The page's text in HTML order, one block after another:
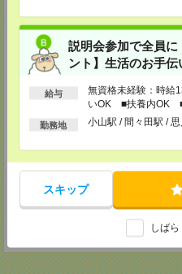
説明会参加で全員
ント】生活のお手
給与
無資格未経験：時
いOK ■扶養内OK ■
以上
勤務地 小山駅 / 間々田駅 / 思
スキップ
しば
・ＪＲ：高崎駅東口より徒歩17分。
・車：国道17号下之城交差点を環状
ぎ、左側にラーメン店の看板があり
に「シューマート」があります。
支店の目の前に無料駐車場あり。
担当：登録担当
〒346-0003 埼玉県久喜市久喜中央
ド」の入ったビルの4階。
駐車場：久喜市営駅前駐車場の無料
（久喜駅西口より徒歩3分。住所：
お電話でお問い合わせください。